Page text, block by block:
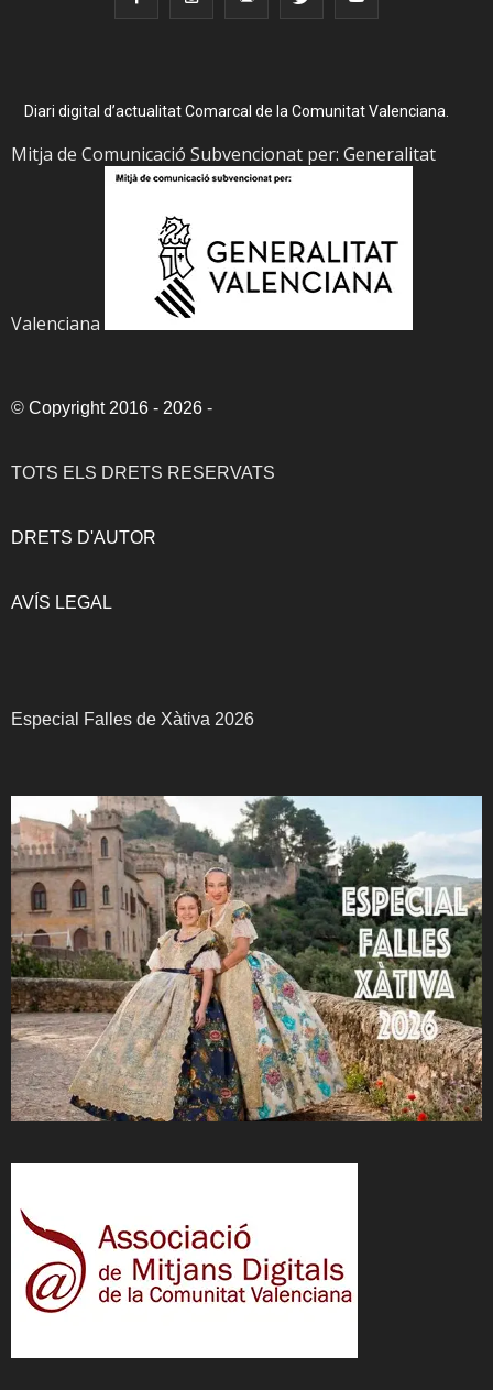
Diari digital d’actualitat Comarcal de la Comunitat Valenciana.
Mitja de Comunicació Subvencionat per: Generalitat
Valenciana
© Copyright 2016 - 2026 -
TOTS ELS DRETS RESERVATS
DRETS D'AUTOR
AVÍS LEGAL
Especial Falles de Xàtiva 2026